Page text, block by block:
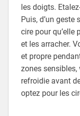
les doigts.
Puis, d’un geste
cire pour qu’elle
et les arracher.
et propre
zones sensibles,
refroidie avant
optez pour les